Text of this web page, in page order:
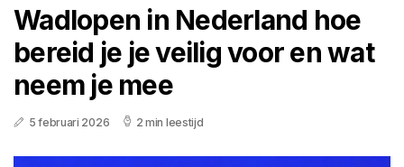
Wadlopen in Nederland hoe
bereid je je veilig voor en wat
neem je mee
5 februari 2026 2 min leestijd